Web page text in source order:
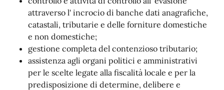
attraverso l' incrocio di banche dati anagrafiche,
catastali, tributarie e delle forniture domestiche
e non domestiche;
gestione completa del contenzioso tributario;
assistenza agli organi politici e amministrativi
per le scelte legate alla fiscalità locale e per la
predisposizione di determine, delibere e